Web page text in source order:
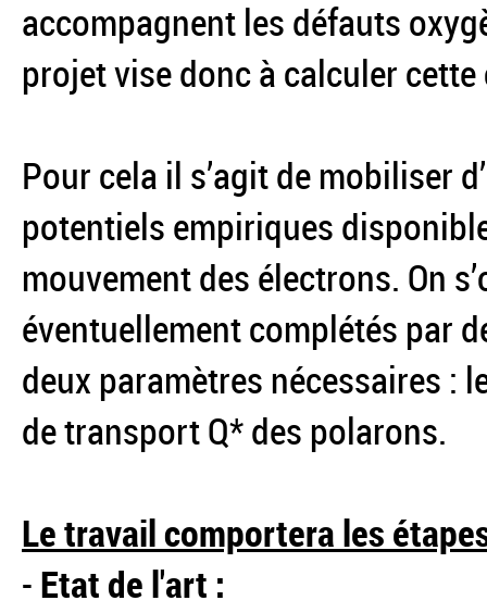
accompagnent les défauts
projet vise donc à calculer
Pour cela il s’agit de mobiliser
potentiels empiriques
mouvement des électrons. On
éventuellement complétés par
deux paramètres nécessaires :
de transport Q* des polarons.
Le travail comportera les
- Etat de l'art :